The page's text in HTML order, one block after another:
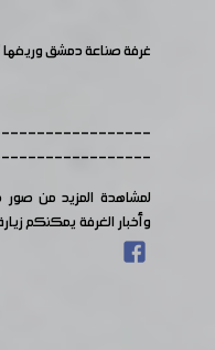
غرفة صناعة دمشق وريفها
لمشاهدة المزيد من صور
وأخبار الغرفة يمكنكم